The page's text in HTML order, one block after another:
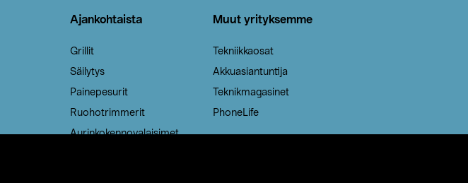
Ajankohtaista
Grillit
Säilytys
Painepesurit
Ruohotrimmerit
Aurinkokennovalaisimet
Muut yrityksemme
Tekniikkaosat
Akkuasiantuntija
Teknikmagasinet
PhoneLife